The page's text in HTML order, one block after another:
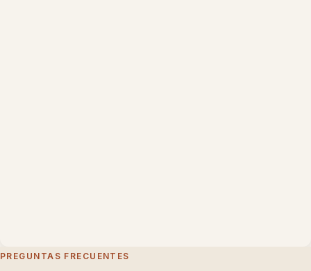
PREGUNTAS FRECUENTES